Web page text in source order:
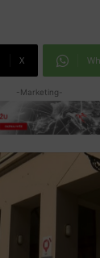
X
-Marketing-